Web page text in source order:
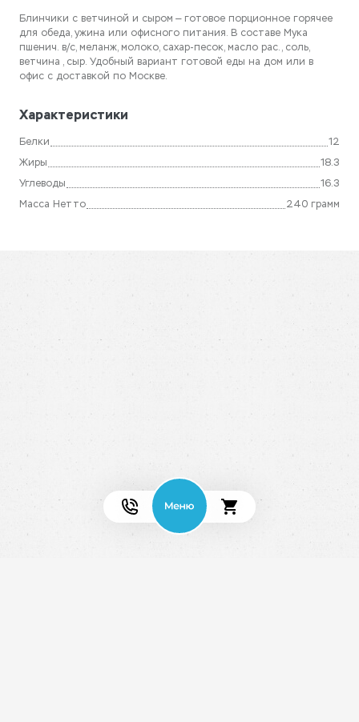
Блинчики с ветчиной и сыром — готовое порционное горячее
для обеда, ужина или офисного питания. В составе Мука
пшенич. в/с, меланж, молоко, сахар-песок, масло рас., соль,
ветчина , сыр. Удобный вариант готовой еды на дом или в
офис с доставкой по Москве.
Характеристики
Белки 12
Жиры 18.3
Углеводы 16.3
Масса Нетто 240 грамм